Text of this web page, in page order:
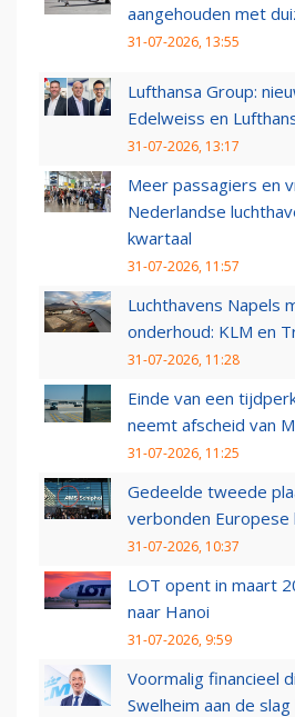
aangehouden met
31-07-2026, 13:55
Lufthansa Group:
Edelweiss en
31-07-2026, 13:17
Meer passagiers en
Nederlandse
kwartaal
31-07-2026, 11:57
Luchthavens Napels
onderhoud: KLM en
31-07-2026, 11:28
Einde van een
neemt afscheid van
31-07-2026, 11:25
Gedeelde tweede
verbonden Europese
31-07-2026, 10:37
LOT opent in maart
naar Hanoi
31-07-2026, 9:59
Voormalig financieel
Swelheim aan de